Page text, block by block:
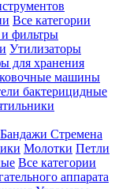
Все категории
фильтры
Утилизаторы
для хранения
машины
бактерицидные
Бандажи Стремена
Молотки Петли
Все категории
аппарата